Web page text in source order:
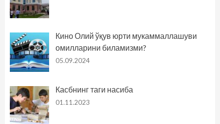
Кино Олий ўқув юрти мукаммаллашуви
омилларини биламизми?
05.09.2024
Касбнинг таги насиба
01.11.2023